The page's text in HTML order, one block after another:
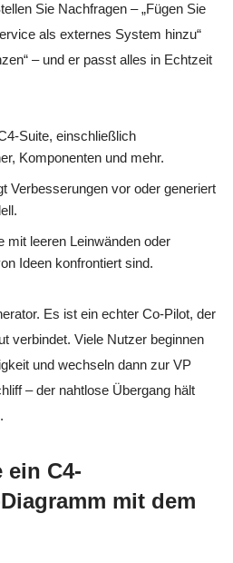
Sie Nachfragen – „Fügen Sie
als externes System hinzu“
– und er passt alles in Echtzeit
Suite, einschließlich
Komponenten und mehr.
Verbesserungen vor oder generiert
mit leeren Leinwänden oder
Ideen konfrontiert sind.
Es ist ein echter Co-Pilot, der
verbindet. Viele Nutzer beginnen
und wechseln dann zur VP
– der nahtlose Übergang hält
ein C4-
mit dem